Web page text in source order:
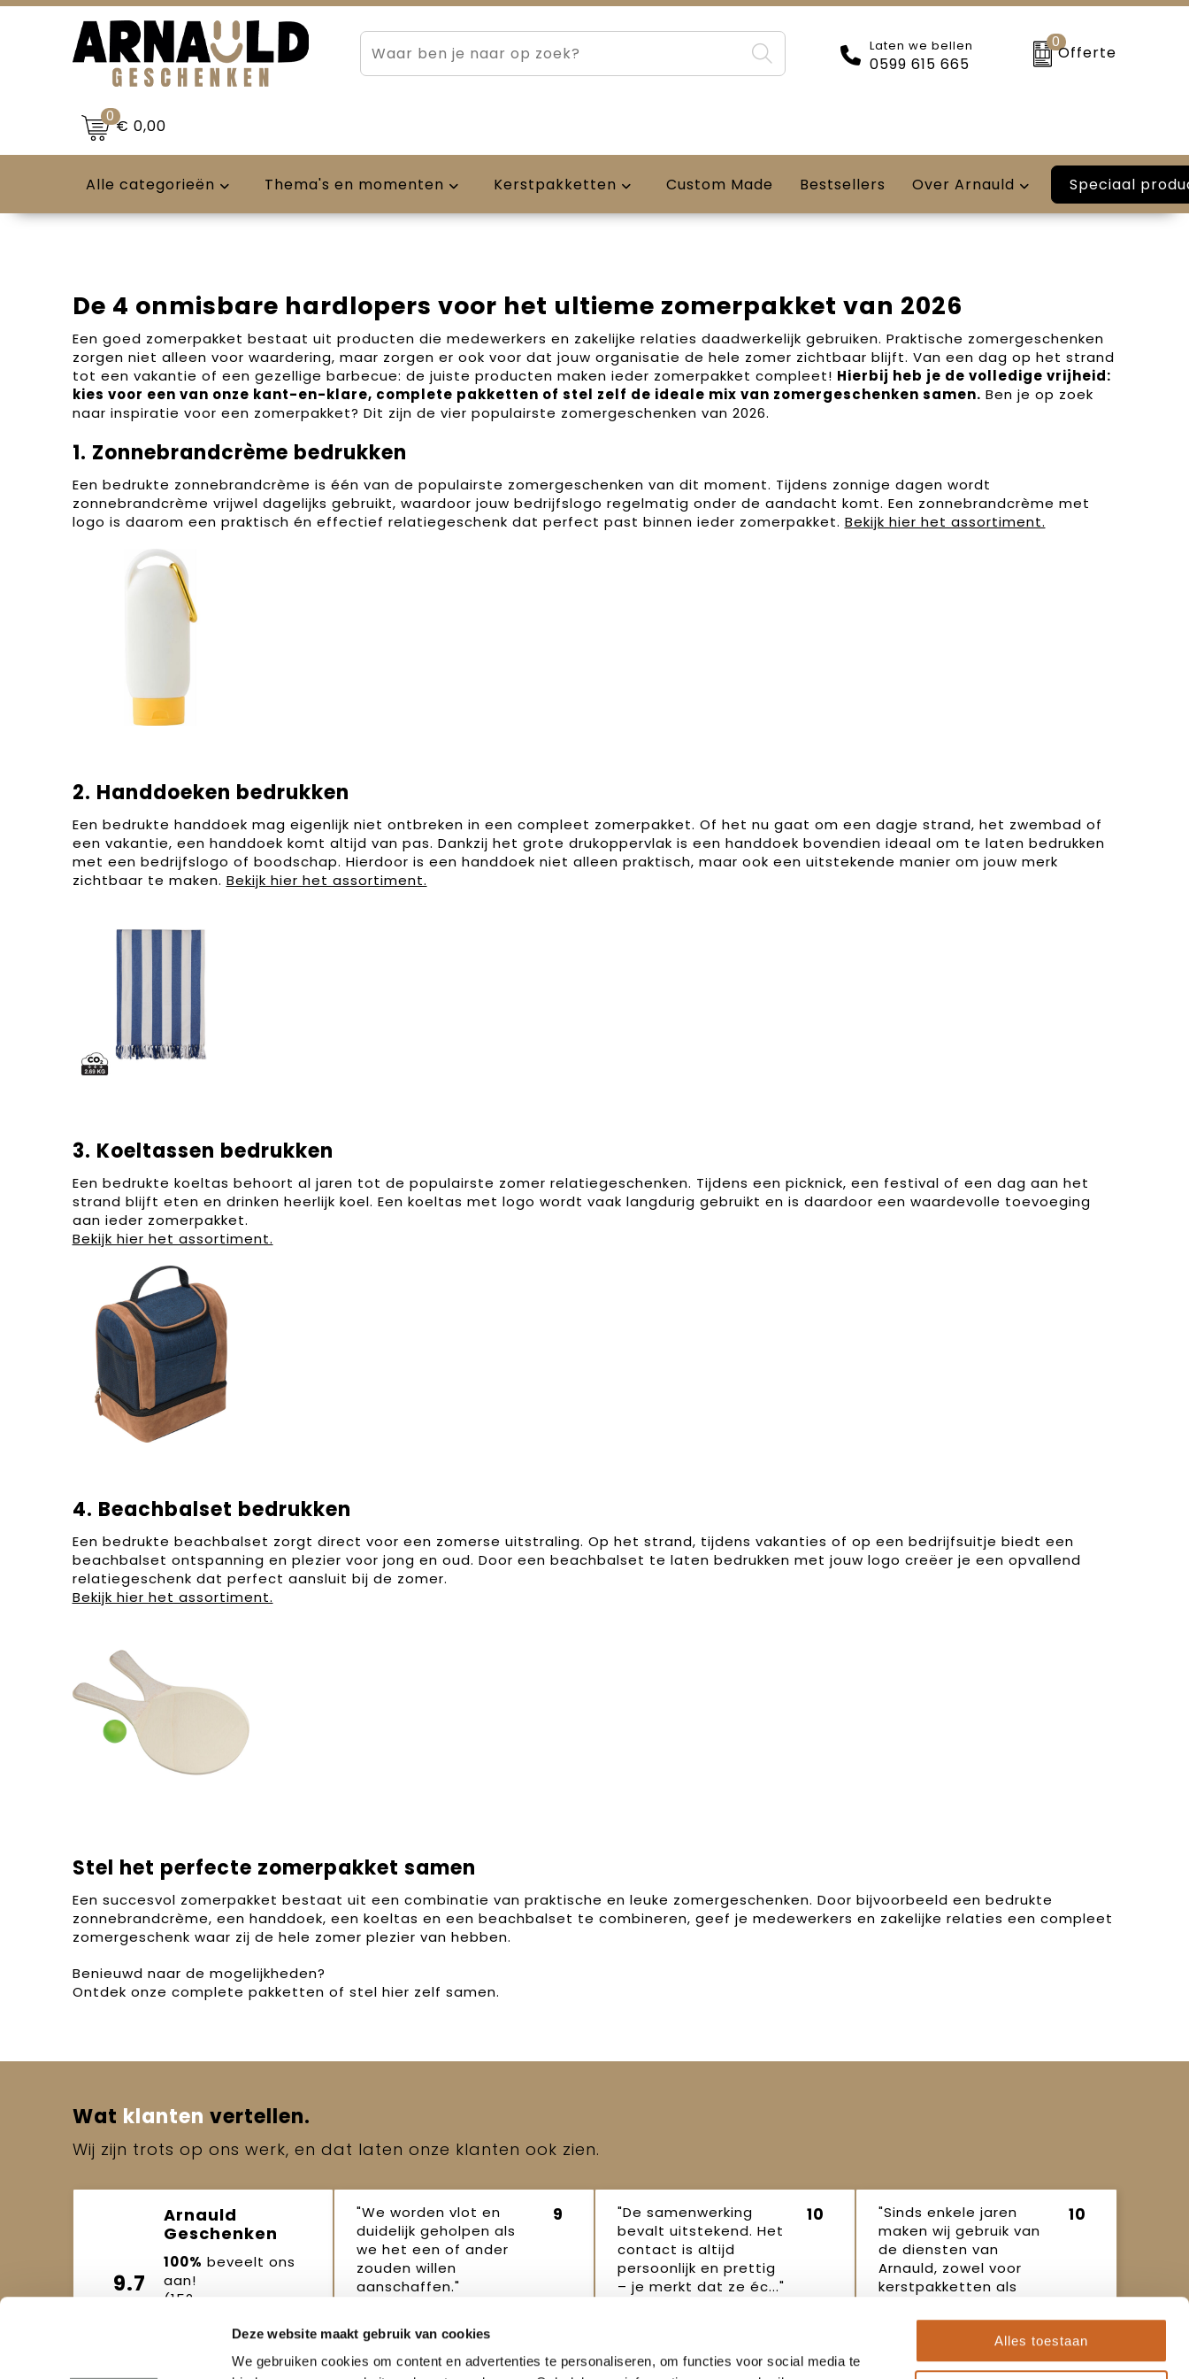
Deze website maakt gebruik van cookies
We gebruiken cookies om content en advertenties te personaliseren, om functies voor social media te
Alles toestaan
Laten we bellen
0599 615 665
0
Offerte
0€ 0,00
Alle categorieën Thema's en momenten Kerstpakketten Custom Made Bestsellers Over Arnauld Speciaal
De 4 onmisbare hardlopers voor het ultieme zomerpakket van 2026
Een goed zomerpakket bestaat uit producten die medewerkers en zakelijke relaties daadwerkelijk gebruiken. Praktische zomergeschenken
zorgen niet alleen voor waardering, maar zorgen er ook voor dat jouw organisatie de hele zomer zichtbaar blijft. Van een dag op het strand
tot een vakantie of een gezellige barbecue: de juiste producten maken ieder zomerpakket compleet! Hierbij heb je de volledige vrijheid:
kies voor een van onze kant-en-klare, complete pakketten of stel zelf de ideale mix van zomergeschenken samen. Ben je op zoek
naar inspiratie voor een zomerpakket? Dit zijn de vier populairste zomergeschenken van 2026.
1. Zonnebrandcrème bedrukken
Een bedrukte zonnebrandcrème is één van de populairste zomergeschenken van dit moment. Tijdens zonnige dagen wordt
zonnebrandcrème vrijwel dagelijks gebruikt, waardoor jouw bedrijfslogo regelmatig onder de aandacht komt. Een zonnebrandcrème met
logo is daarom een praktisch én effectief relatiegeschenk dat perfect past binnen ieder zomerpakket. Bekijk hier het assortiment.
2. Handdoeken bedrukken
Een bedrukte handdoek mag eigenlijk niet ontbreken in een compleet zomerpakket. Of het nu gaat om een dagje strand, het zwembad of
een vakantie, een handdoek komt altijd van pas. Dankzij het grote drukoppervlak is een handdoek bovendien ideaal om te laten bedrukken
met een bedrijfslogo of boodschap. Hierdoor is een handdoek niet alleen praktisch, maar ook een uitstekende manier om jouw merk
zichtbaar te maken. Bekijk hier het assortiment.
3. Koeltassen bedrukken
Een bedrukte koeltas behoort al jaren tot de populairste zomer relatiegeschenken. Tijdens een picknick, een festival of een dag aan het
strand blijft eten en drinken heerlijk koel. Een koeltas met logo wordt vaak langdurig gebruikt en is daardoor een waardevolle toevoeging
aan ieder zomerpakket.
Bekijk hier het assortiment.
4. Beachbalset bedrukken
Een bedrukte beachbalset zorgt direct voor een zomerse uitstraling. Op het strand, tijdens vakanties of op een bedrijfsuitje biedt een
beachbalset ontspanning en plezier voor jong en oud. Door een beachbalset te laten bedrukken met jouw logo creëer je een opvallend
relatiegeschenk dat perfect aansluit bij de zomer.
Bekijk hier het assortiment.
Stel het perfecte zomerpakket samen
Een succesvol zomerpakket bestaat uit een combinatie van praktische en leuke zomergeschenken. Door bijvoorbeeld een bedrukte
zonnebrandcrème, een handdoek, een koeltas en een beachbalset te combineren, geef je medewerkers en zakelijke relaties een compleet
zomergeschenk waar zij de hele zomer plezier van hebben.
Benieuwd naar de mogelijkheden?
Ontdek onze complete pakketten of stel hier zelf samen.
Wat klanten vertellen.
Wij zijn trots op ons werk, en dat laten onze klanten ook zien.
9.7
Arnauld
Geschenken
100% beveelt ons
aan!
(152
Beoordeel ons
"We worden vlot en
duidelijk geholpen als
we het een of ander
zouden willen
aanschaffen."
9
Joop Robertus
oktober 2025
"De samenwerking
bevalt uitstekend. Het
contact is altijd
persoonlijk en prettig
– je merkt dat ze éc..."
10
"Sinds enkele jaren
maken wij gebruik van
de diensten van
Arnauld, zowel voor
kerstpakketten als
10
16 oktober